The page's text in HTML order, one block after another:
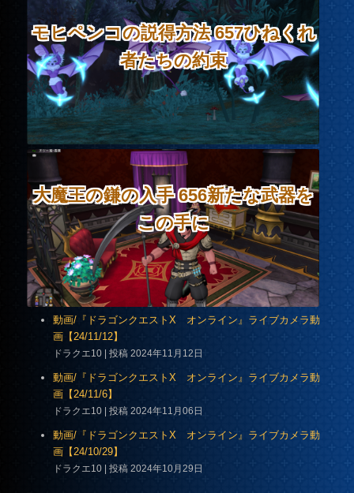
モヒペンコの説得方法 657ひねくれ
者たちの約束
大魔王の鎌の入手 656新たな武器を
この手に
動画/『ドラゴンクエストX オンライン』ライブカメラ動
画【24/11/12】
ドラクエ10 投稿 2024年11月12日
動画/『ドラゴンクエストX オンライン』ライブカメラ動
画【24/11/6】
ドラクエ10 投稿 2024年11月06日
動画/『ドラゴンクエストX オンライン』ライブカメラ動
画【24/10/29】
ドラクエ10 投稿 2024年10月29日